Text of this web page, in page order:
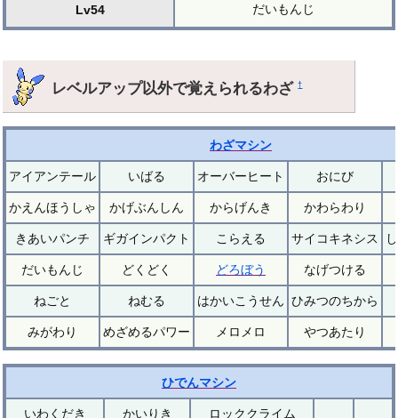
Lv54 だいもんじ
レベルアップ以外で覚えられるわざ†
わざマシン
アイアンテール いばる オーバーヒート おにび
かえんほうしゃ かげぶんしん からげんき かわらわり
きあいパンチ ギガインパクト こらえる サイコキネシス
だいもんじ どくどく どろぼう なげつける
ねごと ねむる はかいこうせん ひみつのちから
みがわり めざめるパワー メロメロ やつあたり
ひでんマシン
いわくだき かいりき ロッククライム